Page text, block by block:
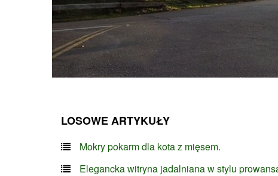
LOSOWE ARTYKUŁY
Mokry pokarm dla kota z mięsem.
Elegancka witryna jadalniana w stylu